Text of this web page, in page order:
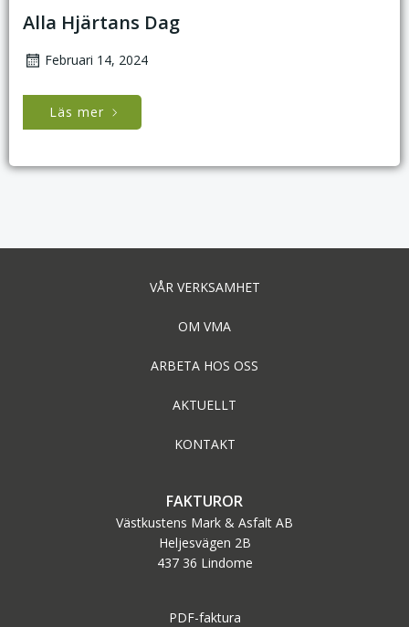
Alla Hjärtans Dag
Februari 14, 2024
Läs mer
VÅR VERKSAMHET
OM VMA
ARBETA HOS OSS
AKTUELLT
KONTAKT
FAKTUROR
Västkustens Mark & Asfalt AB
Heljesvägen 2B
437 36 Lindome
PDF-faktura